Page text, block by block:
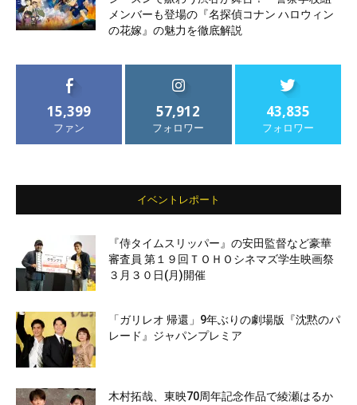
メンバーも登場の『名探偵コナン ハロウィン
の花嫁』の魅力を徹底解説
15,399
ファン
57,912
フォロワー
43,835
フォロワー
イベントレポート
『侍タイムスリッパー』の安田監督など豪華
審査員 第１９回ＴＯＨＯシネマズ学生映画祭
３月３０日(月)開催
「ガリレオ 帰還」9年ぶりの劇場版『沈黙のパ
レード』ジャパンプレミア
木村拓哉、東映70周年記念作品で綾瀬はるか